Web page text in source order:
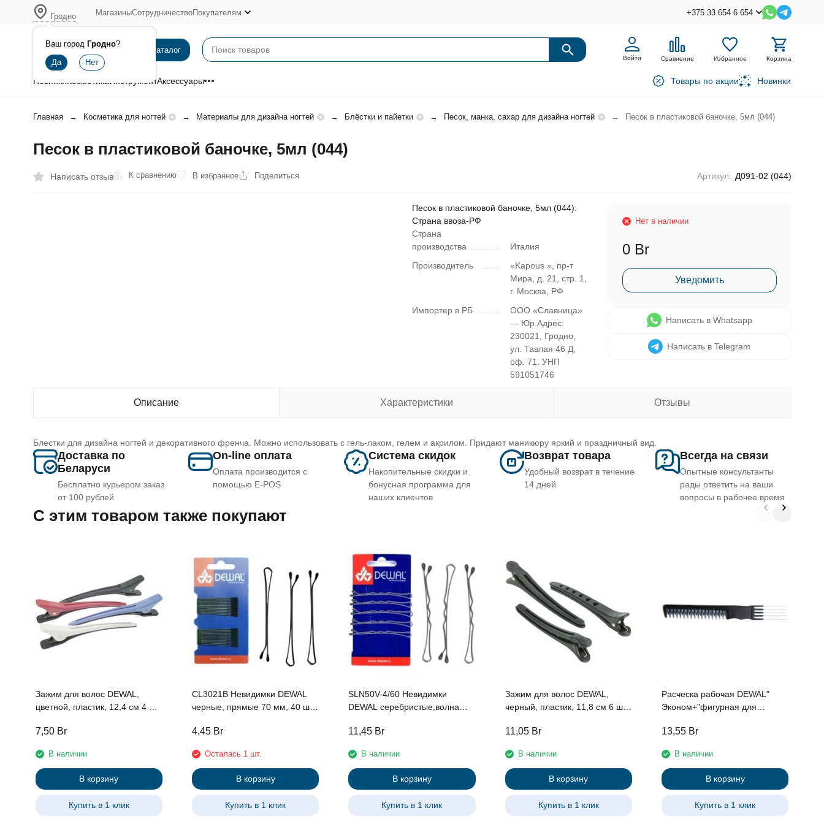
Гродно
Ваш город Гродно?
МагазиныСотрудничествоПокупателям +375 33 654 6 654
Каталог
Войти Сравнение Избранное Корзина
НовинкиКосметикаИнструментАксессуары Товары по акции Новинки
Главная Косметика для ногтей Материалы для дизайна ногтей Блёстки и пайетки Песок, манка, сахар для дизайна ногтей Песок в пластиковой баночке, 5мл (044)
Песок в пластиковой баночке, 5мл (044)
Написать отзыв К сравнению В избранное Поделиться Артикул: Д091-02 (044)
Песок в пластиковой баночке, 5мл (044):
Страна ввоза-РФ
Страна
производства
Италия
Производитель
«Kapous », пр-т
Мира, д. 21, стр. 1,
г. Москва, РФ
Импортер в РБ
ООО «Славница»
— Юр.Адрес:
230021, Гродно,
ул. Тавлая 46 Д,
оф. 71. УНП
591051746
Нет в наличии
0 Br
Уведомить
Написать в Whatsapp
Написать в Telegram
Описание Характеристики Отзывы
Блестки для дизайна ногтей и декоративного френча. Можно использовать с гель-лаком, гелем и акрилом. Придают маникюру яркий и праздничный вид.
Доставка по
Беларуси
Бесплатно курьером заказ
от 100 рублей
On-line оплата
Оплата производится с
помощью E-POS
Система скидок
Накопительные скидки и
бонусная программа для
наших клиентов
Возврат товара
Удобный возврат в течение
14 дней
Всегда на связи
Опытные консультанты
рады ответить на ваши
вопросы в рабочее время
C этим товаром также покупают
Зажим для волос DEWAL,
цветной, пластик, 12,4 см 4 шт/
7,50 Br
В наличии
В корзину
Купить в 1 клик
CL3021B Невидимки DEWAL
черные, прямые 70 мм, 40 шт/
4,45 Br
Осталась 1 шт.
В корзину
Купить в 1 клик
SLN50V-4/60 Невидимки
DEWAL серебристые,волна
11,45 Br
В наличии
В корзину
Купить в 1 клик
Зажим для волос DEWAL,
черный, пластик, 11,8 см 6 шт/
11,05 Br
В наличии
В корзину
Купить в 1 клик
Расческа рабочая DEWAL"
Эконом+"фигурная для
вилкой, черная 20,5 см
13,55 Br
В наличии
В корзину
Купить в 1 клик